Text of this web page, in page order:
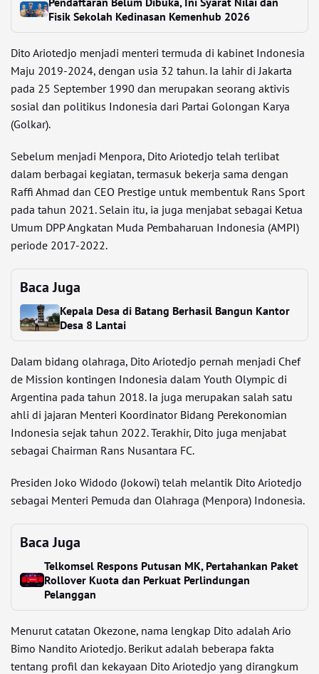
Fisik Sekolah Kedinasan Kemenhub 2026
Dito Ariotedjo menjadi menteri termuda di kabinet Indonesia
Maju 2019-2024, dengan usia 32 tahun. Ia lahir di Jakarta
pada 25 September 1990 dan merupakan seorang aktivis
sosial dan politikus Indonesia dari Partai Golongan Karya
(Golkar).
Sebelum menjadi Menpora, Dito Ariotedjo telah terlibat
dalam berbagai kegiatan, termasuk bekerja sama dengan
Raffi Ahmad dan CEO Prestige untuk membentuk Rans Sport
pada tahun 2021. Selain itu, ia juga menjabat sebagai Ketua
Umum DPP Angkatan Muda Pembaharuan Indonesia (AMPI)
periode 2017-2022.
Baca Juga
Kepala Desa di Batang Berhasil Bangun Kantor
Desa 8 Lantai
Dalam bidang olahraga, Dito Ariotedjo pernah menjadi Chef
de Mission kontingen Indonesia dalam Youth Olympic di
Argentina pada tahun 2018. Ia juga merupakan salah satu
ahli di jajaran Menteri Koordinator Bidang Perekonomian
Indonesia sejak tahun 2022. Terakhir, Dito juga menjabat
sebagai Chairman Rans Nusantara FC.
Presiden Joko Widodo (Jokowi) telah melantik Dito Ariotedjo
sebagai Menteri Pemuda dan Olahraga (Menpora) Indonesia.
Baca Juga
Telkomsel Respons Putusan MK, Pertahankan Paket
Rollover Kuota dan Perkuat Perlindungan
Pelanggan
Menurut catatan Okezone, nama lengkap Dito adalah Ario
Bimo Nandito Ariotedjo. Berikut adalah beberapa fakta
tentang profil dan kekayaan Dito Ariotedjo yang dirangkum